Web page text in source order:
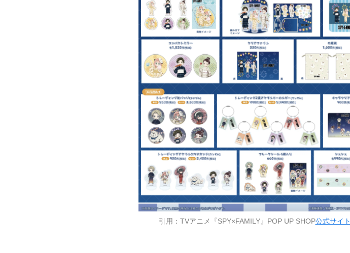
引用：TVアニメ『SPY×FAMILY』POP UP SHOP公式サイト